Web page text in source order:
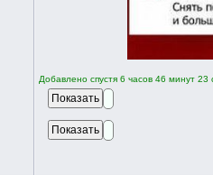
Добавлено спустя 6 часов 46 минут 23